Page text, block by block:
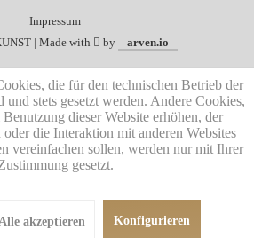
Impressum
| Made with by arven.io
die für den technischen Betrieb der
und stets gesetzt werden. Andere Cookies,
dieser Website erhöhen, der
die Interaktion mit anderen Websites
vereinfachen sollen, werden nur mit Ihrer
gesetzt.
akzeptieren Konfigurieren